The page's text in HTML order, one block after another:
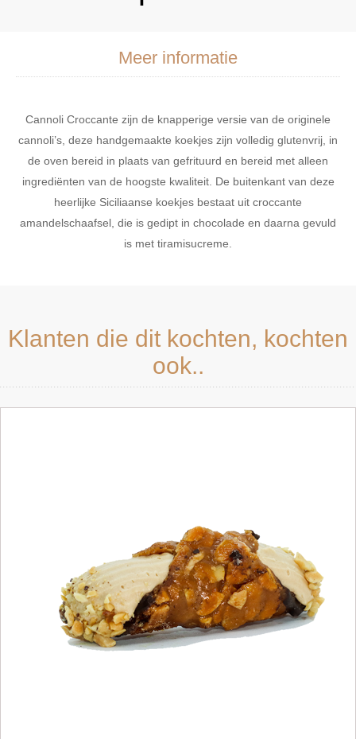
Meer informatie
Cannoli Croccante zijn de knapperige versie van de originele
cannoli’s, deze handgemaakte koekjes zijn volledig glutenvrij, in
de oven bereid in plaats van gefrituurd en bereid met alleen
ingrediënten van de hoogste kwaliteit. De buitenkant van deze
heerlijke Siciliaanse koekjes bestaat uit croccante
amandelschaafsel, die is gedipt in chocolade en daarna gevuld
is met tiramisucreme.
Klanten die dit kochten, kochten
ook..